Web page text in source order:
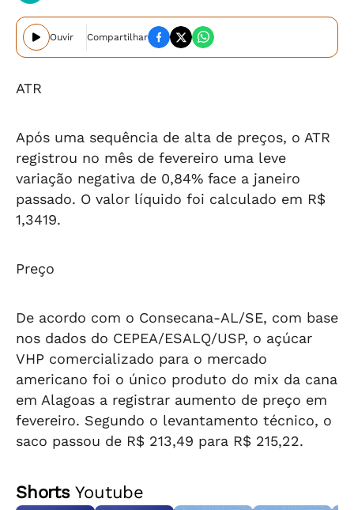
Ouvir Compartilhar
ATR
Após uma sequência de alta de preços, o ATR
registrou no mês de fevereiro uma leve
variação negativa de 0,84% face a janeiro
passado. O valor líquido foi calculado em R$
1,3419.
Preço
De acordo com o Consecana-AL/SE, com base
nos dados do CEPEA/ESALQ/USP, o açúcar
VHP comercializado para o mercado
americano foi o único produto do mix da cana
em Alagoas a registrar aumento de preço em
fevereiro. Segundo o levantamento técnico, o
saco passou de R$ 213,49 para R$ 215,22.
ShortsYoutube